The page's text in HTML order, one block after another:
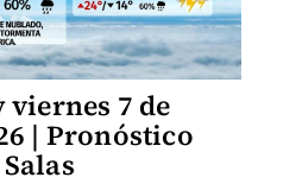
viernes 7 de
| Pronóstico